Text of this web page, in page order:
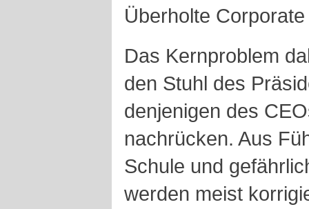
Überholte
Das Kernproblem
den Stuhl des
denjenigen des
nachrücken. Aus
Schule und
werden meist